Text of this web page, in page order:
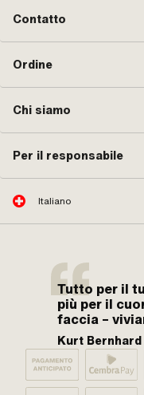
Contatto
Ordine
Chi siamo
Per il responsabile
Italiano
Tutto per il
più per il
faccia –
Kurt Bernhard